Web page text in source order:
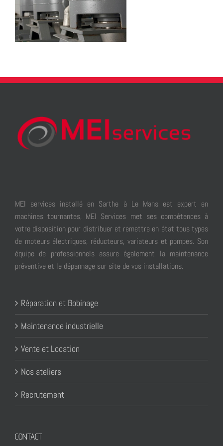
MEI services installé en Sarthe à Le Mans est expert en
machines tournantes, MEI Services met ses compétences à
votre disposition pour distribuer et remettre en état tous types
de moteurs électriques, réducteurs, variateurs et pompes. Son
équipe de professionnels assure également la maintenance
préventive et le dépannage sur site de vos installations.
Réparation et Bobinage
Maintenance industrielle
Vente et Location
Nos ateliers
Recrutement
CONTACT